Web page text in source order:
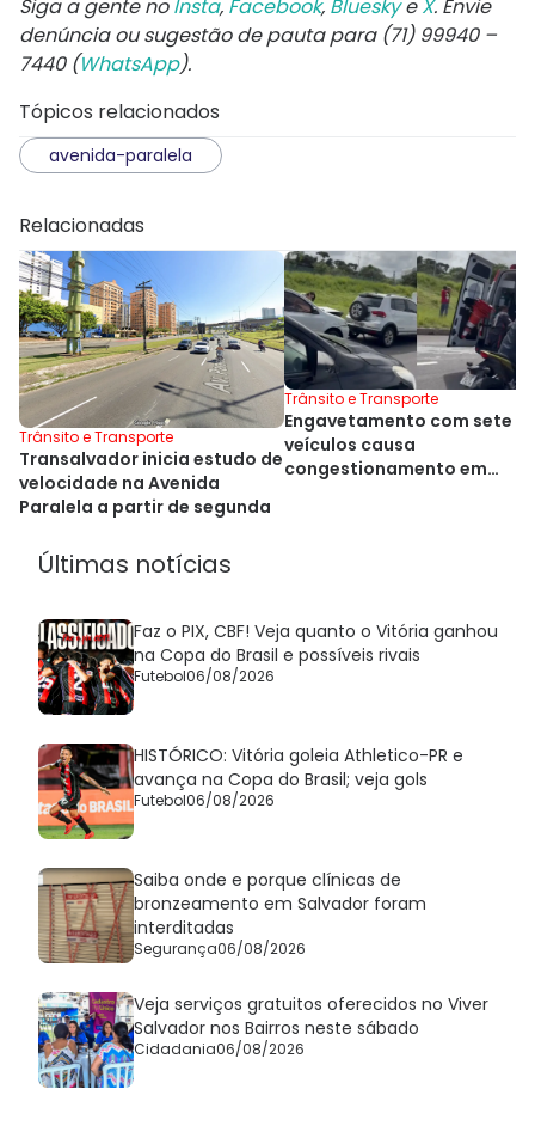
Siga a gente noInsta, Facebook, BlueskyeX. Envie
denúncia ou sugestão de pauta para (71) 99940 –
7440 (WhatsApp).
Tópicos relacionados
avenida-paralela
Relacionadas
Trânsito e Transporte
Transalvador inicia estudo de
velocidade na Avenida
Paralela a partir de segunda
Trânsito e Transporte
Engavetamento com sete
veículos causa
congestionamento em
Últimas notícias
Faz o PIX, CBF! Veja quanto o Vitória ganhou
na Copa do Brasil e possíveis rivais
Futebol06/08/2026
HISTÓRICO: Vitória goleia Athletico-PR e
avança na Copa do Brasil; veja gols
Futebol06/08/2026
Saiba onde e porque clínicas de
bronzeamento em Salvador foram
interditadas
Segurança06/08/2026
Veja serviços gratuitos oferecidos no Viver
Salvador nos Bairros neste sábado
Cidadania06/08/2026